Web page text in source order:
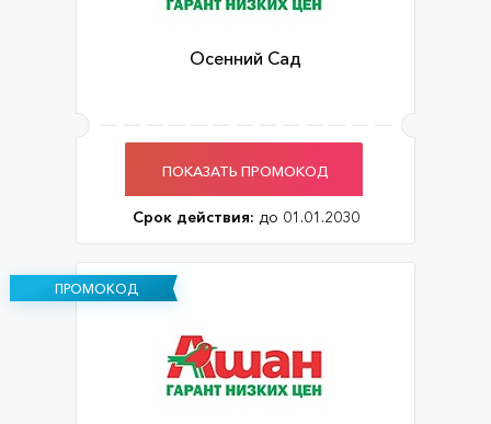
Осенний Сад
ПОКАЗАТЬ ПРОМОКОД
Срок действия: до 01.01.2030
ПРОМОКОД